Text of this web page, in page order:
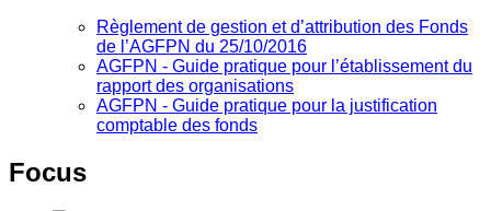
Règlement de gestion et d’attribution des Fonds
de l’AGFPN du 25/10/2016
AGFPN ‐ Guide pratique pour l’établissement du
rapport des organisations
AGFPN ‐ Guide pratique pour la justification
comptable des fonds
Focus